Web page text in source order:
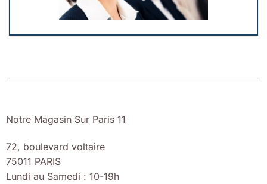
Notre Magasin Sur Paris 11
72, boulevard voltaire
75011 PARIS
Lundi au Samedi : 10-19h